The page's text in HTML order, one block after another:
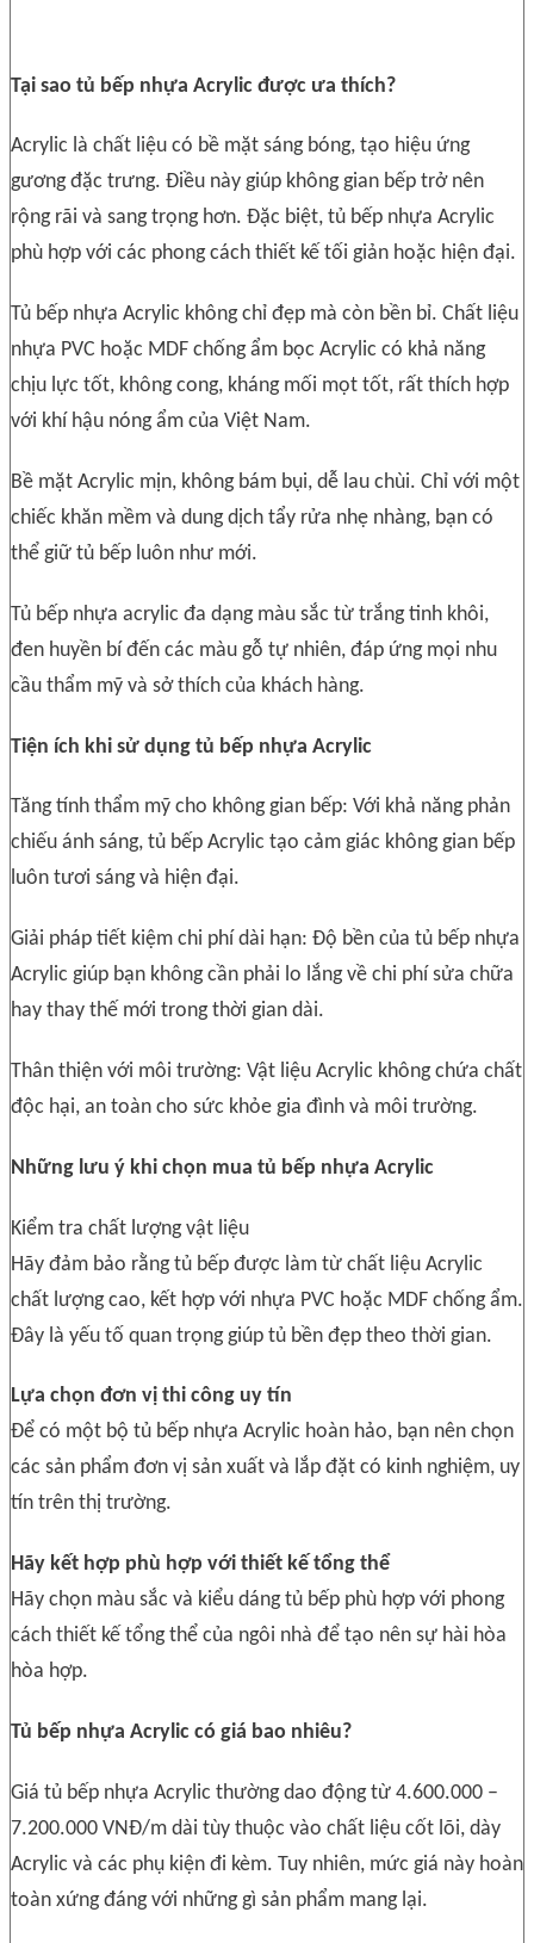
Tại sao tủ bếp nhựa Acrylic được ưa thích?
Acrylic là chất liệu có bề mặt sáng bóng, tạo hiệu ứng
gương đặc trưng. Điều này giúp không gian bếp trở nên
rộng rãi và sang trọng hơn. Đặc biệt, tủ bếp nhựa Acrylic
phù hợp với các phong cách thiết kế tối giản hoặc hiện đại.
Tủ bếp nhựa Acrylic không chỉ đẹp mà còn bền bỉ. Chất liệu
nhựa PVC hoặc MDF chống ẩm bọc Acrylic có khả năng
chịu lực tốt, không cong, kháng mối mọt tốt, rất thích hợp
với khí hậu nóng ẩm của Việt Nam.
Bề mặt Acrylic mịn, không bám bụi, dễ lau chùi. Chỉ với một
chiếc khăn mềm và dung dịch tẩy rửa nhẹ nhàng, bạn có
thể giữ tủ bếp luôn như mới.
Tủ bếp nhựa acrylic đa dạng màu sắc từ trắng tinh khôi,
đen huyền bí đến các màu gỗ tự nhiên, đáp ứng mọi nhu
cầu thẩm mỹ và sở thích của khách hàng.
Tiện ích khi sử dụng tủ bếp nhựa Acrylic
Tăng tính thẩm mỹ cho không gian bếp: Với khả năng phản
chiếu ánh sáng, tủ bếp Acrylic tạo cảm giác không gian bếp
luôn tươi sáng và hiện đại.
Giải pháp tiết kiệm chi phí dài hạn: Độ bền của tủ bếp nhựa
Acrylic giúp bạn không cần phải lo lắng về chi phí sửa chữa
hay thay thế mới trong thời gian dài.
Thân thiện với môi trường: Vật liệu Acrylic không chứa chất
độc hại, an toàn cho sức khỏe gia đình và môi trường.
Những lưu ý khi chọn mua tủ bếp nhựa Acrylic
Kiểm tra chất lượng vật liệu
Hãy đảm bảo rằng tủ bếp được làm từ chất liệu Acrylic
chất lượng cao, kết hợp với nhựa PVC hoặc MDF chống ẩm.
Đây là yếu tố quan trọng giúp tủ bền đẹp theo thời gian.
Lựa chọn đơn vị thi công uy tín
Để có một bộ tủ bếp nhựa Acrylic hoàn hảo, bạn nên chọn
các sản phẩm đơn vị sản xuất và lắp đặt có kinh nghiệm, uy
tín trên thị trường.
Hãy kết hợp phù hợp với thiết kế tổng thể
Hãy chọn màu sắc và kiểu dáng tủ bếp phù hợp với phong
cách thiết kế tổng thể của ngôi nhà để tạo nên sự hài hòa
hòa hợp.
Tủ bếp nhựa Acrylic có giá bao nhiêu?
Giá tủ bếp nhựa Acrylic thường dao động từ 4.600.000 –
7.200.000 VNĐ/m dài tùy thuộc vào chất liệu cốt lõi, dày
Acrylic và các phụ kiện đi kèm. Tuy nhiên, mức giá này hoàn
toàn xứng đáng với những gì sản phẩm mang lại.